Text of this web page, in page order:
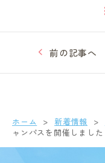
前の記事へ
ホーム 新着情報
ャンパスを開催しました